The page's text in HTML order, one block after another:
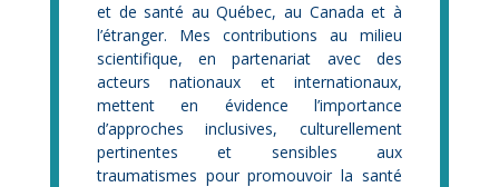
et de santé au Québec, au Canada et à
l’étranger. Mes contributions au milieu
scientifique, en partenariat avec des
acteurs nationaux et internationaux,
mettent en évidence l’importance
d’approches inclusives, culturellement
pertinentes et sensibles aux
traumatismes pour promouvoir la santé